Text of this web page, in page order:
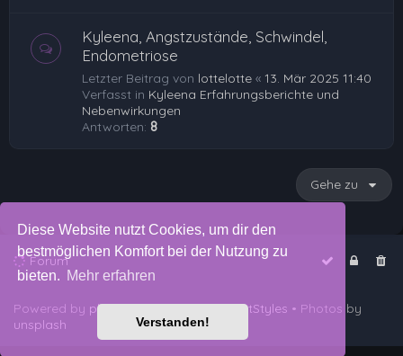
Diese Website nutzt Cookies, um dir den
bestmöglichen Komfort bei der Nutzung zu
bieten. Mehr erfahren
Verstanden!
Kyleena, Angstzustände, Schwindel,
Endometriose
Letzter Beitrag von lottelotte « 13. Mär 2025 11:40
Verfasst in Kyleena Erfahrungsberichte und
Nebenwirkungen
Antworten: 8
Gehe zu
Forum
Powered by phpBB™• Design byPlanetStyles • Photos by
unsplash